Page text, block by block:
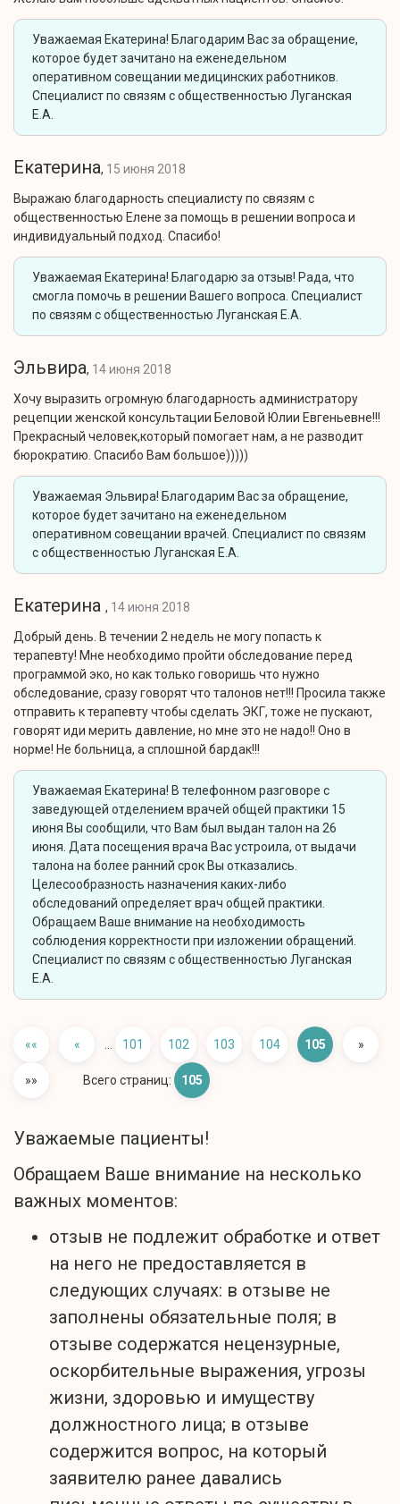
Уважаемая Екатерина! Благодарим Вас за обращение,
которое будет зачитано на еженедельном
оперативном совещании медицинских работников.
Специалист по связям с общественностью Луганская
Е.А.
Екатерина, 15 июня 2018
Выражаю благодарность специалисту по связям с
общественностью Елене за помощь в решении вопроса и
индивидуальный подход. Спасибо!
Уважаемая Екатерина! Благодарю за отзыв! Рада, что
смогла помочь в решении Вашего вопроса. Специалист
по связям с общественностью Луганская Е.А.
Эльвира, 14 июня 2018
Хочу выразить огромную благодарность администратору
рецепции женской консультации Беловой Юлии Евгеньевне!!!
Прекрасный человек,который помогает нам, а не разводит
бюрократию. Спасибо Вам большое)))))
Уважаемая Эльвира! Благодарим Вас за обращение,
которое будет зачитано на еженедельном
оперативном совещании врачей. Специалист по связям
с общественностью Луганская Е.А.
Екатерина , 14 июня 2018
Добрый день. В течении 2 недель не могу попасть к
терапевту! Мне необходимо пройти обследование перед
программой эко, но как только говоришь что нужно
обследование, сразу говорят что талонов нет!!! Просила также
отправить к терапевту чтобы сделать ЭКГ, тоже не пускают,
говорят иди мерить давление, но мне это не надо!! Оно в
норме! Не больница, а сплошной бардак!!!
Уважаемая Екатерина! В телефонном разговоре с
заведующей отделением врачей общей практики 15
июня Вы сообщили, что Вам был выдан талон на 26
июня. Дата посещения врача Вас устроила, от выдачи
талона на более ранний срок Вы отказались.
Целесообразность назначения каких-либо
обследований определяет врач общей практики.
Обращаем Ваше внимание на необходимость
соблюдения корректности при изложении обращений.
Специалист по связям с общественностью Луганская
Е.А.
«« « 101 102 103 104 105 »
»» Всего страниц: 105
Уважаемые пациенты!
Обращаем Ваше внимание на несколько
важных моментов:
отзыв не подлежит обработке и ответ
на него не предоставляется в
следующих случаях: в отзыве не
заполнены обязательные поля; в
отзыве содержатся нецензурные,
оскорбительные выражения, угрозы
жизни, здоровью и имуществу
должностного лица; в отзыве
содержится вопрос, на который
заявителю ранее давались